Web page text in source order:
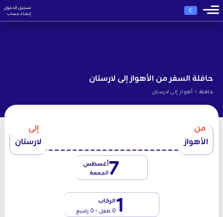
€
تسجيل الدخول
إنشاء حساب
حافلة السفر من الأهواز إلى لارستان
حافلة › أهواز إلى لارستان
من
الأهواز
إلى
لارستان
7أغسطس
الجمعة
1الركاب
0 طفل - 0 رضيع